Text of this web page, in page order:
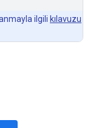
ilgili kılavuzu